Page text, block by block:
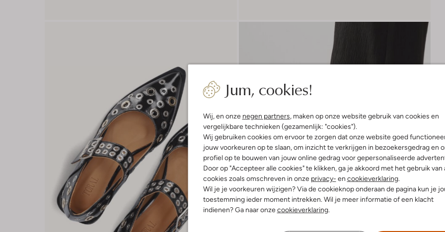
Jum, cookies!
Wij, en onze negen partners, maken op onze website gebruik van cookies en
vergelijkbare technieken (gezamenlijk: "cookies").
Wij gebruiken cookies om ervoor te zorgen dat onze website goed
jouw voorkeuren op te slaan, om inzicht te verkrijgen in bezoekersgedrag en
profiel op te bouwen van jouw online gedrag voor gepersonaliseerde
Door op "Accepteer alle cookies" te klikken, ga je akkoord met het gebruik van
cookies zoals omschreven in onze privacy- en cookieverklaring.
Wil je je voorkeuren wijzigen? Via de cookieknop onderaan de pagina kun je
toestemming ieder moment intrekken. Wil je meer informatie of een klacht
indienen? Ga naar onzecookieverklaring.